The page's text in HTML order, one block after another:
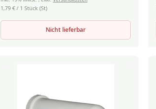
1,79 € / 1 Stück (St)
Nicht lieferbar